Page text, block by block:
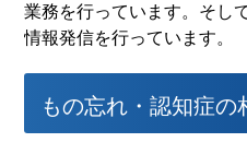
業務を行っています。そし
情報発信を行っています。
もの忘れ・認知症の